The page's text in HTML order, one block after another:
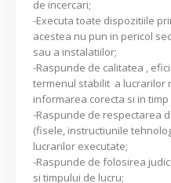
de incercari;
-Executa toate dispozitiile
acestea nu pun in pericol
sau a instalatiilor;
-Raspunde de calitatea ,
termenul stabilit a lucrarilor
informarea corecta si in
-Raspunde de respectarea
(fisele, instructiunile
lucrarilor executate;
-Raspunde de folosirea
si timpului de lucru;